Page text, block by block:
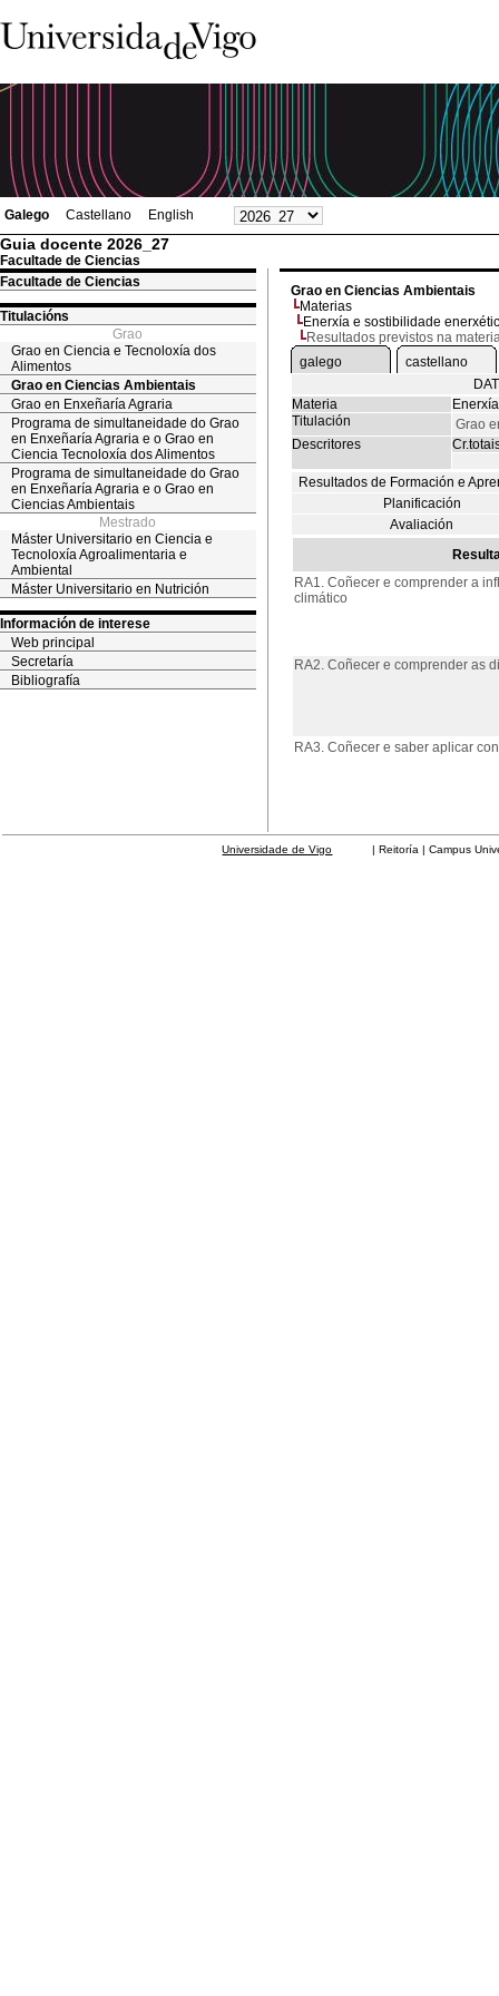
Galego Castellano English
Guia docente 2026_27
Facultade de Ciencias
Facultade de Ciencias
Titulacións
Grao
Grao en Ciencia e Tecnoloxía dos
Alimentos
Grao en Ciencias Ambientais
Grao en Enxeñaría Agraria
Programa de simultaneidade do Grao
en Enxeñaría Agraria e o Grao en
Ciencia Tecnoloxía dos Alimentos
Programa de simultaneidade do Grao
en Enxeñaría Agraria e o Grao en
Ciencias Ambientais
Mestrado
Máster Universitario en Ciencia e
Tecnoloxía Agroalimentaria e
Ambiental
Máster Universitario en Nutrición
Información de interese
Web principal
Secretaría
Bibliografía
Grao en Ciencias Ambientais
Materias
Enerxía e sostibilidade
Resultados previstos na
galego
castellano
Materia
Titulación
Grao
Descritores
Resultados de Formación e
Planificación
Avaliación
RA1. Coñecer e comprender a
climático
RA2. Coñecer e comprender as
RA3. Coñecer e saber aplicar
Universidade de Vigo | Reitoría | Campus